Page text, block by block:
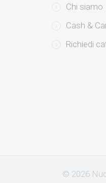
Chi siamo
Cash &
Richiedi
© 2026